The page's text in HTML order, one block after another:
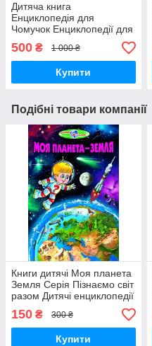
Дитяча книга
Енциклопедія для
Чомучок Енциклопедії для
дітей серія Світ навколо
тебе Белкар книга 2
500 ₴ 1 000 ₴
Купити
Подібні товари компанії
Книги дитячі Моя планета
Земля Серія Пізнаємо світ
разом Дитячі енциклопедії
книги українською мовою
Белкар-книга
150 ₴ 300 ₴
Купити